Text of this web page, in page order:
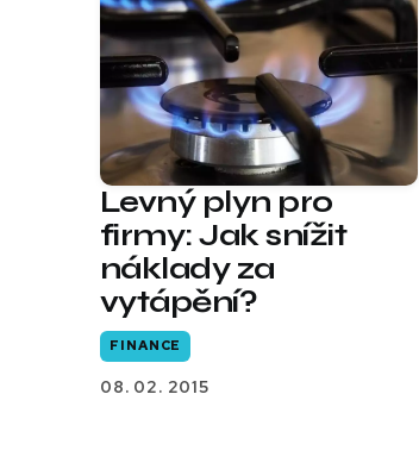
Levný plyn pro
firmy: Jak snížit
náklady za
vytápění?
FINANCE
08. 02. 2015